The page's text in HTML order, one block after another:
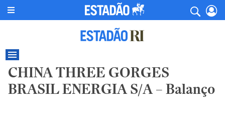
CHINA THREE GORGES
BRASIL ENERGIA S/A – Balanço